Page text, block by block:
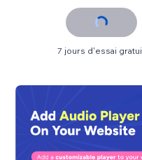
7 jours d'essai